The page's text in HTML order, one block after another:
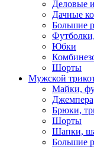
Деловые
Дачные
Большие
Юбки
Шорты
Мужской
Майки,
Брюки,
Шорты
Шапки,
Большие